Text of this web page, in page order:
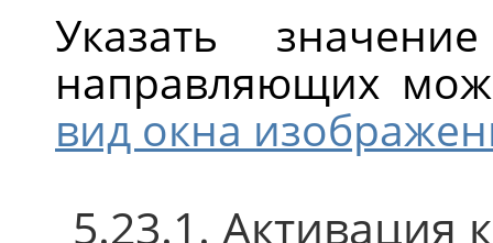
Указать
направляющих
вид окна
5.23.1. Активация